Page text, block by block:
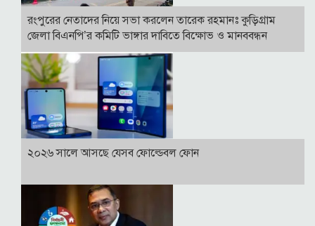
রংপুরের নেতাদের নিয়ে সভা করলেন তারেক রহমানঃ কুড়িগ্রাম
জেলা বিএনপি’র কমিটি ভাঙ্গার দাবিতে বিক্ষোভ ও মানববন্ধন
২০২৬ সালে আসছে যেসব ফোল্ডেবল ফোন